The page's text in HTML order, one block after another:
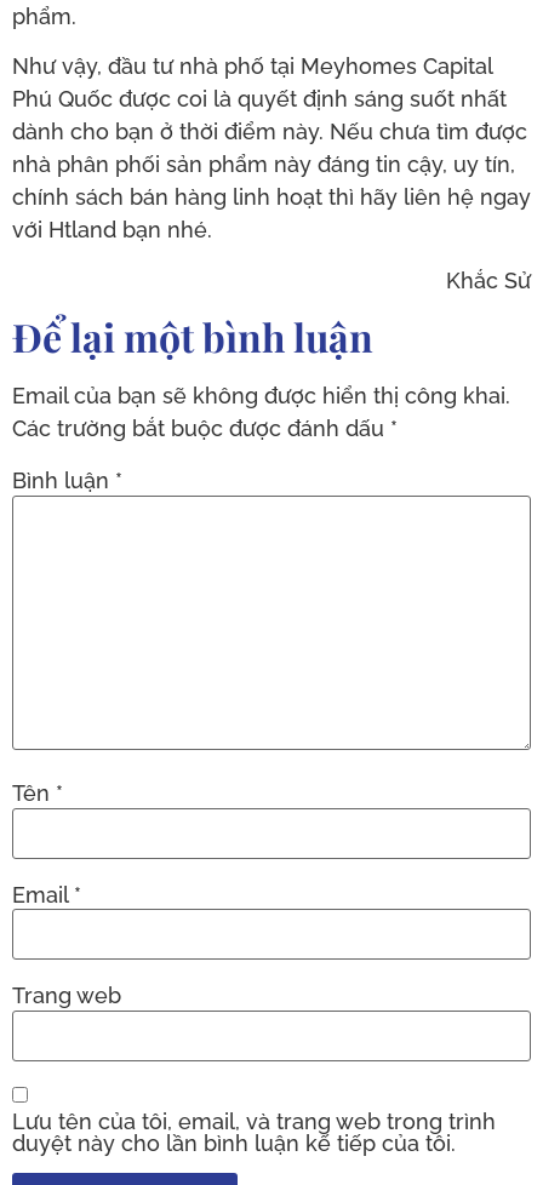
phẩm.
Như vậy, đầu tư nhà phố tại Meyhomes Capital
Phú Quốc được coi là quyết định sáng suốt nhất
dành cho bạn ở thời điểm này. Nếu chưa tìm được
nhà phân phối sản phẩm này đáng tin cậy, uy tín,
chính sách bán hàng linh hoạt thì hãy liên hệ ngay
với Htland bạn nhé.
Khắc Sử
Để lại một bình luận
Email của bạn sẽ không được hiển thị công khai.
Các trường bắt buộc được đánh dấu *
Bình luận *
Tên *
Email *
Trang web
Lưu tên của tôi, email, và trang web trong trình
duyệt này cho lần bình luận kế tiếp của tôi.